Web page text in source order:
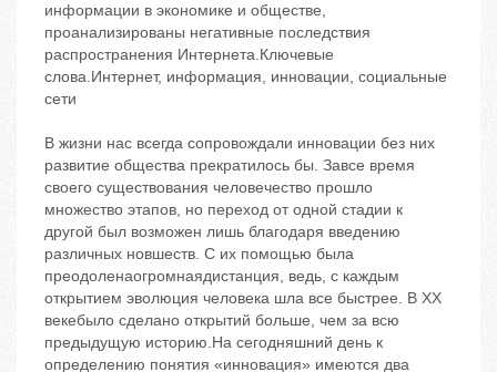
информации в экономике и обществе,
проанализированы негативные последствия
распространения Интернета.Ключевые
слова.Интернет, информация, инновации, социальные
сети
В жизни нас всегда сопровождали инновации без них
развитие общества прекратилось бы. Завсе время
своего существования человечество прошло
множество этапов, но переход от одной стадии к
другой был возможен лишь благодаря введению
различных новшеств. С их помощью была
преодоленаогромнаядистанция, ведь, с каждым
открытием эволюция человека шла все быстрее. В ХХ
векебыло сделано открытий больше, чем за всю
предыдущую историю.На сегодняшний день к
определению понятия «инновация» имеются два